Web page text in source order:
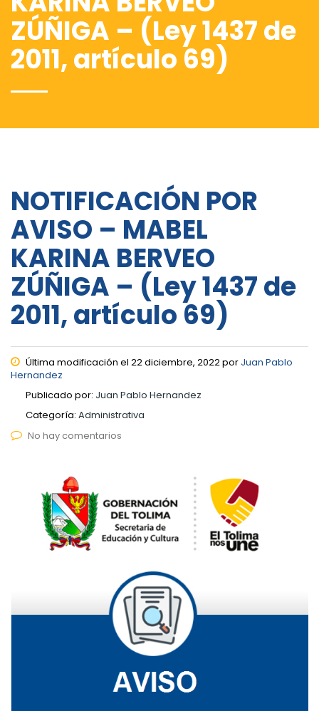
ZÚÑIGA – (Ley 1437 de
2011, artículo 69)
NOTIFICACIÓN POR
AVISO – MABEL
KARINA BERVEO
ZÚÑIGA – (Ley 1437 de
2011, artículo 69)
Última modificación el 22 diciembre, 2022 por Juan Pablo
Hernandez
Publicado por: Juan Pablo Hernandez
Categoría: Administrativa
No hay comentarios